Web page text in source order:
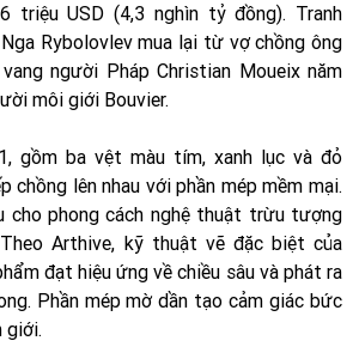
triệu USD (4,3 nghìn tỷ đồng). Tranh
Rybolovlev mua lại từ vợ chồng ông
người Pháp Christian Moueix năm
môi giới Bouvier.
gồm ba vệt màu tím, xanh lục và đỏ
chồng lên nhau với phần mép mềm mại.
cho phong cách nghệ thuật trừu tượng
Arthive, kỹ thuật vẽ đặc biệt của
đạt hiệu ứng về chiều sâu và phát ra
Phần mép mờ dần tạo cảm giác bức
giới.